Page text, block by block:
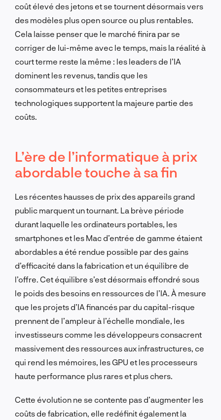
coût élevé des jetons et se tournent désormais vers
des modèles plus open source ou plus rentables.
Cela laisse penser que le marché finira par se
corriger de lui-même avec le temps, mais la réalité à
court terme reste la même : les leaders de l’IA
dominent les revenus, tandis que les
consommateurs et les petites entreprises
technologiques supportent la majeure partie des
coûts.
L’ère de l’informatique à prix
abordable touche à sa fin
Les récentes hausses de prix des appareils grand
public marquent un tournant. La brève période
durant laquelle les ordinateurs portables, les
smartphones et les Mac d’entrée de gamme étaient
abordables a été rendue possible par des gains
d’efficacité dans la fabrication et un équilibre de
l’offre. Cet équilibre s’est désormais effondré sous
le poids des besoins en ressources de l’IA. À mesure
que les projets d’IA financés par du capital-risque
prennent de l’ampleur à l’échelle mondiale, les
investisseurs comme les développeurs consacrent
massivement des ressources aux infrastructures, ce
qui rend les mémoires, les GPU et les processeurs
haute performance plus rares et plus chers.
Cette évolution ne se contente pas d’augmenter les
coûts de fabrication, elle redéfinit également la